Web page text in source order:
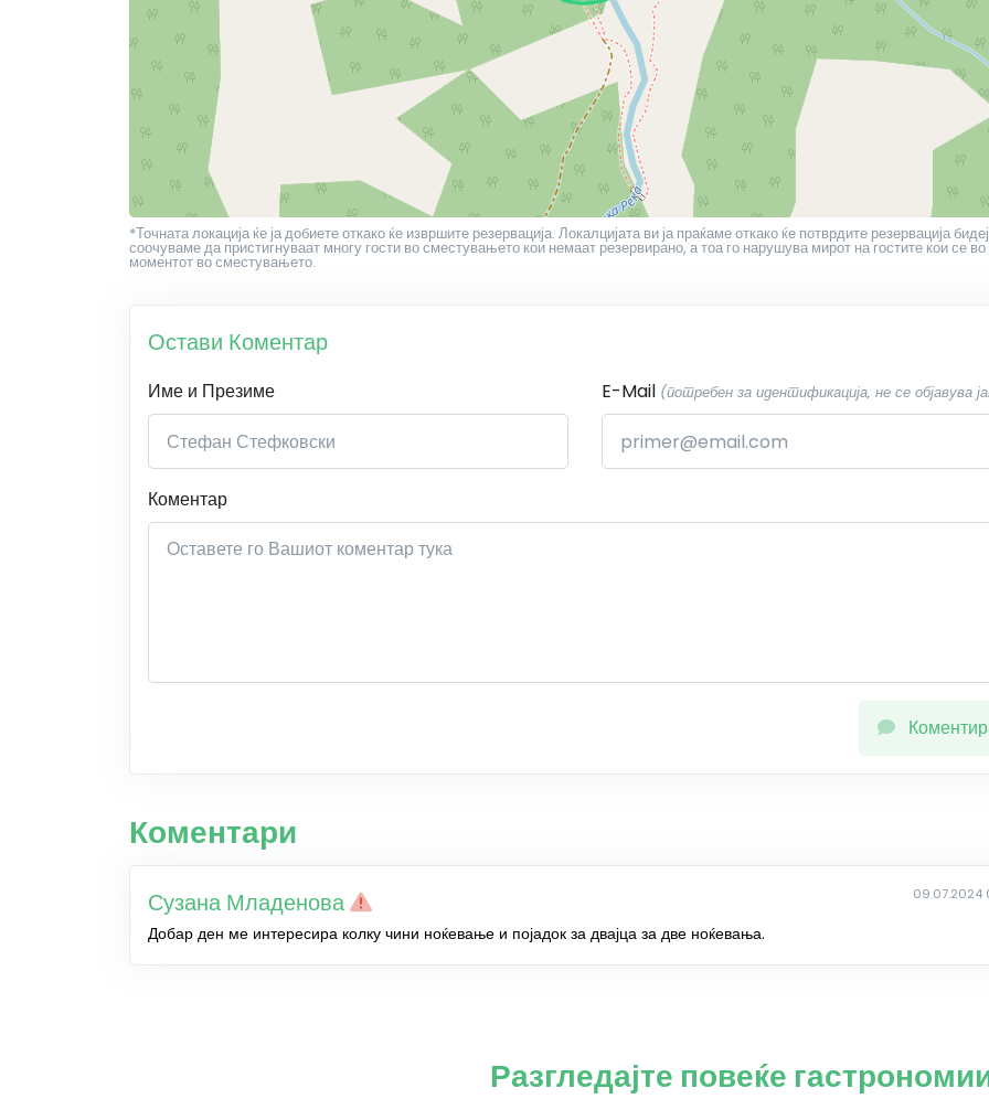
*Точната локација ќе ја добиете откако ќе извршите резервација. Локалцијата ви ја праќаме откако ќе потврдите резервација
соочуваме да пристигнуваат многу гости во сместувањето кои немаат резервирано, а тоа го нарушува мирот на гостите кои се во
моментот во сместувањето.
Остави Коментар
Име и Презиме E-Mail (потребен за идентификација, не се објавува
Коментар
Коментари
Сузана Младенова 09.07.2024
Добар ден ме интересира колку чини ноќевање и појадок за двајца за две ноќевања.
Разгледајте повеќе